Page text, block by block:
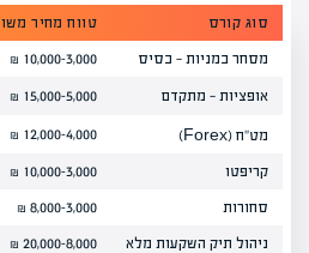
סוג קורס טווח מחיר
מסחר במניות — בסיס 3,000–10,000 ₪
אופציות — מתקדם 5,000–15,000 ₪
מט"ח (Forex) 4,000–12,000 ₪
קריפטו 3,000–10,000 ₪
סחורות 3,000–8,000 ₪
ניהול תיק השקעות מלא 8,000–20,000 ₪